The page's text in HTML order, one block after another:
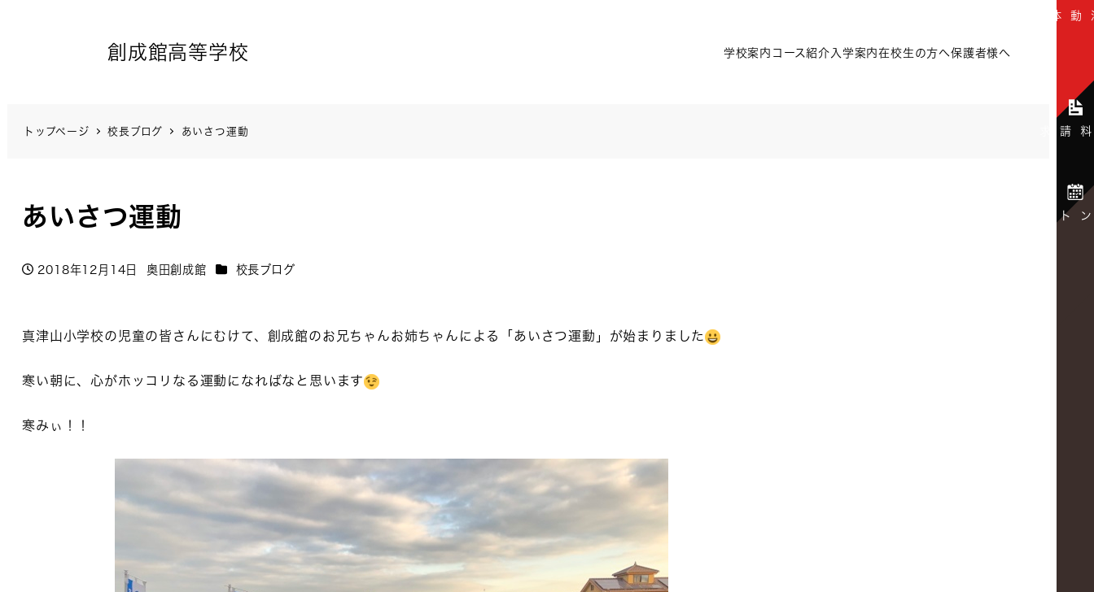
創成館高等学校 学校案内 コース紹介 入学案内在校生の方へ保護者様へ
トップページ 校長ブログ あいさつ運動
あいさつ運動
投稿日
2018年12月14日
著
奥田創成館 カテゴリー
校長ブログ
真津山小学校の児童の皆さんにむけて、創成館のお兄ちゃんお姉ちゃんによる「あいさつ運動」が始まりました
寒い朝に、心がホッコリなる運動になればなと思います
寒みぃ！！